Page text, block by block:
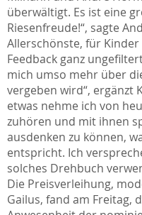
überwältigt. Es ist eine
Riesenfreude!“, sagte
Allerschönste, für
Feedback ganz
mich umso mehr über
vergeben wird“, ergänzt
etwas nehme ich von
zuhören und mit ihnen
ausdenken zu können,
entspricht. Ich
solches Drehbuch
Die Preisverleihung,
Gailus, fand am Freitag,